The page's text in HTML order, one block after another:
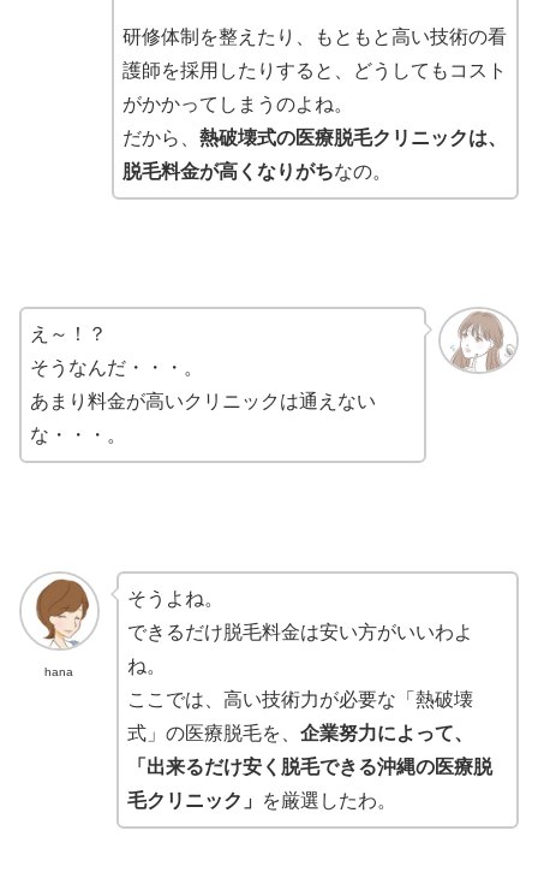
研修体制を整えたり、もともと高い技術の看
護師を採用したりすると、どうしてもコスト
がかかってしまうのよね。
だから、 熱破壊式の医療脱毛クリニックは、
脱毛料金が高くなりがちなの。
え～！？
そうなんだ・・・。
あまり料金が高いクリニックは通えない
な・・・。
hana
そうよね。
できるだけ脱毛料金は安い方がいいわよ
ね。
ここでは、高い技術力が必要な「熱破壊
式」の医療脱毛を、 企業努力によって、
「出来るだけ安く脱毛できる沖縄の医療脱
毛クリニック」
を厳選したわ。